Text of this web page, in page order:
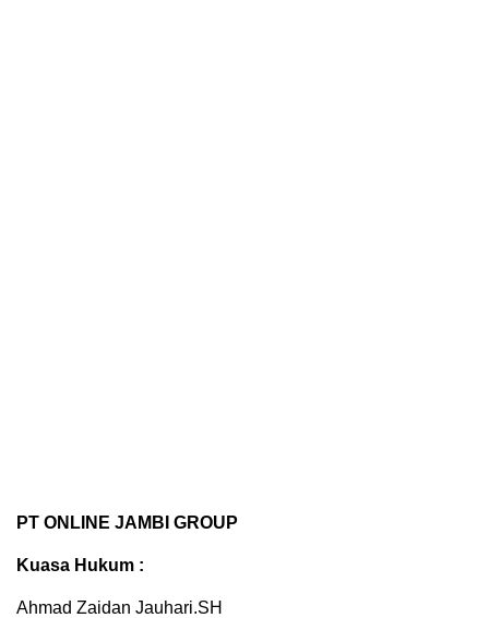
PT ONLINE JAMBI GROUP
Kuasa Hukum :
Ahmad Zaidan Jauhari.SH